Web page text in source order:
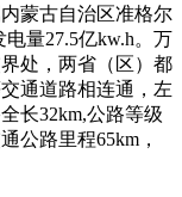
蒙古自治区准格尔
量27.5亿kw.h。万
处，两省（区）都
通道路相连通，左
长32km,公路等级
公路里程65km，